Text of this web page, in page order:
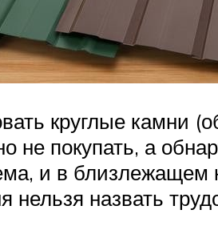
круглые
не покупать, а
и в близлежащем
нельзя назвать